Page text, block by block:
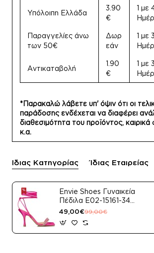
Υπόλοιπη Ελλάδα
3.90
€
1 με
Παραγγελίες άνω
των 50€
Δωρ
εάν
1 με
Αντικαταβολή
1.90
€
1 με
*Παρακαλώ λάβετε υπ' όψιν ότι οι
παράδοσης ενδέχεται να διαφέρει
διαθεσιμότητα του προϊόντος, καιρικά
κ.α.
Ίδιας Κατηγορίας Ίδιας Εταιρείας
Envie Shoes Γυναικεία
Πέδιλα E02-15161-34
Μαύρο Satin
49,00€99,00€